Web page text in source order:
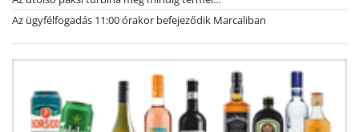
Az ügyfélfogadás 11:00 órakor befejeződik Marcaliban